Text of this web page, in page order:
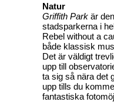
Natur
Griffith Park är
stadsparkerna i
Rebel without a
både klassisk
Det är väldigt
upp till
ta sig så nära det
upp tills du
fantastiska